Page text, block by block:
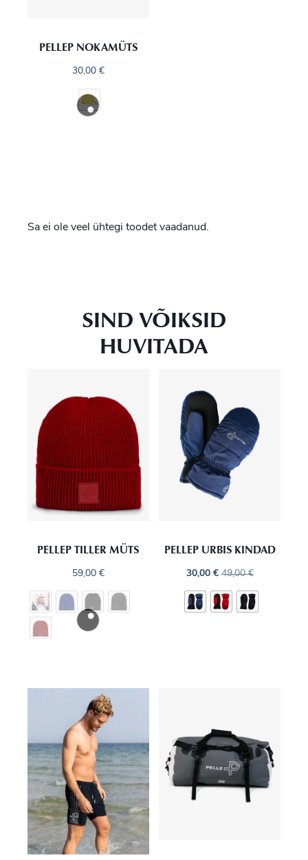
PELLEP NOKAMÜTS
30,00 €
Sa ei ole veel ühtegi toodet vaadanud.
SIND VÕIKSID
HUVITADA
PELLEP TILLER MÜTS
59,00 €
PELLEP URBIS KINDAD
30,00 € 49,00€